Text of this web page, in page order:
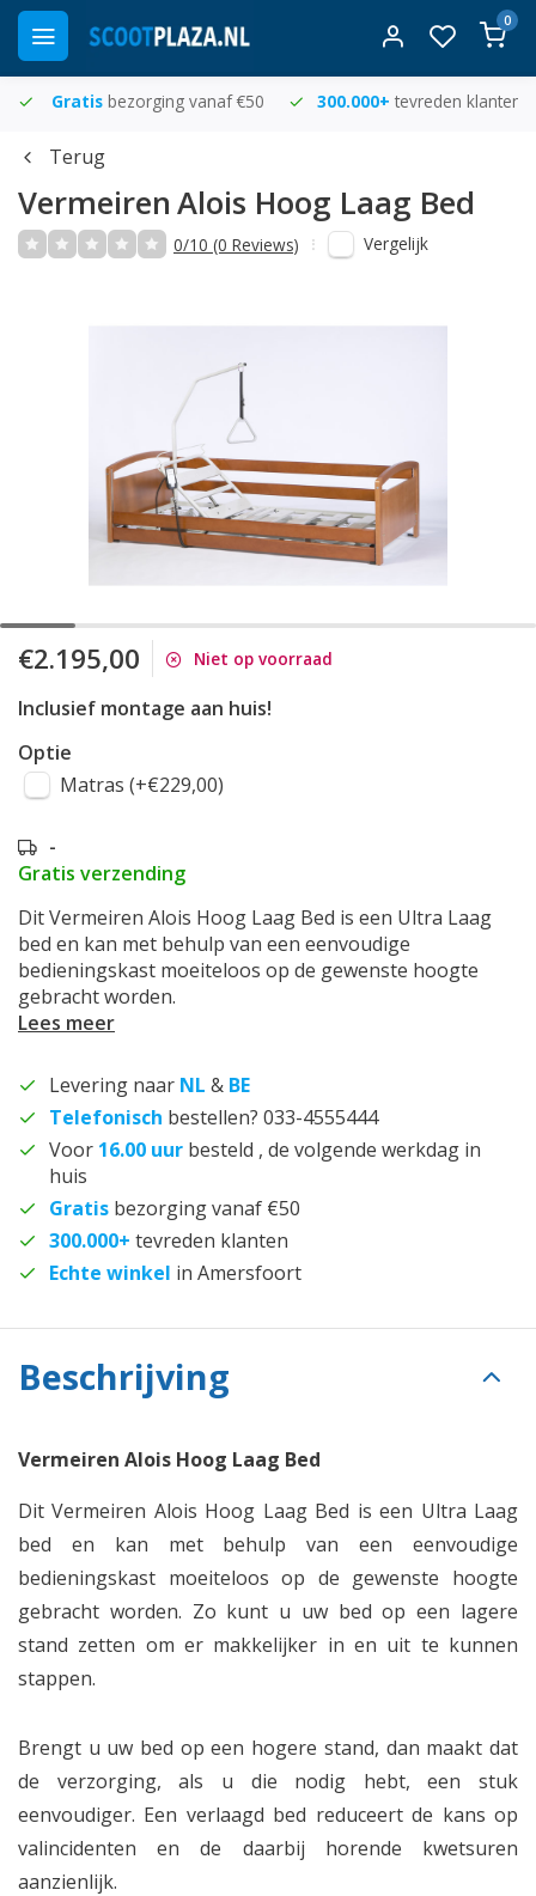
0
Gratis bezorging vanaf €50 300.000+ tevreden klanten
Terug
Vermeiren Alois Hoog Laag Bed
0/10 (0 Reviews) Vergelijk
€2.195,00 Niet op voorraad
Inclusief montage aan huis!
Optie
Matras (+€229,00)
-
Gratis verzending
Dit Vermeiren Alois Hoog Laag Bed is een Ultra Laag
bed en kan met behulp van een eenvoudige
bedieningskast moeiteloos op de gewenste hoogte
gebracht worden.
Lees meer
Levering naar NL & BE
Telefonisch bestellen? 033-4555444
Voor 16.00 uur besteld , de volgende werkdag in
huis
Gratis bezorging vanaf €50
300.000+ tevreden klanten
Echte winkel in Amersfoort
Beschrijving
Vermeiren Alois Hoog Laag Bed
Dit Vermeiren Alois Hoog Laag Bed is een Ultra Laag
bed en kan met behulp van een eenvoudige
bedieningskast moeiteloos op de gewenste hoogte
gebracht worden. Zo kunt u uw bed op een lagere
stand zetten om er makkelijker in en uit te kunnen
stappen.
Brengt u uw bed op een hogere stand, dan maakt dat
de verzorging, als u die nodig hebt, een stuk
eenvoudiger. Een verlaagd bed reduceert de kans op
valincidenten en de daarbij horende kwetsuren
aanzienlijk.